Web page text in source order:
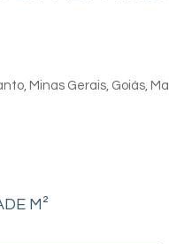
Minas Gerais, Goiás,
M²